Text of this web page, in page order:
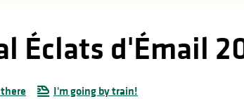
Éclats d'Émail
I'm going by train!